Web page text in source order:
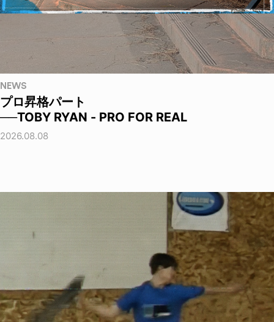
NEWS
プロ昇格パート
──TOBY RYAN - PRO FOR REAL
2026.08.08